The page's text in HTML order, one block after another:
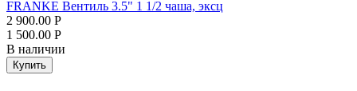
FRANKE Вентиль 3.5" 1 1/2 чаша, эксц
2 900.00 Р
1 500.00 Р
В наличии
Купить